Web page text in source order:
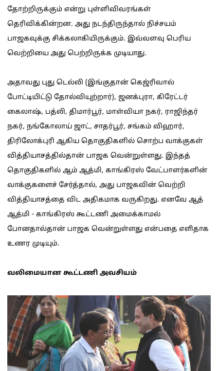
தோற்றிருக்கும் என்று புள்ளிவிவரங்கள்
தெரிவிக்கின்றன. அது நடந்திருந்தால் நிச்சயம்
பாஜகவுக்கு சிக்கலாகியிருக்கும். இவ்வளவு பெரிய
வெற்றியை அது பெற்றிருக்க முடியாது.
அதாவது புது டெல்லி (இங்குதான் கெஜ்ரிவால்
போட்டியிட்டு தோல்வியுற்றார்), ஜனக்புரா, கிரேட்டர்
கைலாஷ், பத்லி, திமார்பூர், மாள்வியா நகர், ராஜிந்தர்
நகர், நங்கோலாய் ஜாட், சாதர்பூர், சங்கம் விஹார்,
திரிலோக்புரி ஆகிய தொகுதிகளில் சொற்ப வாக்குகள்
வித்தியாசத்தில்தான் பாஜக வென்றுள்ளது. இந்தத்
தொகுதிகளில் ஆம் ஆத்மி, காங்கிரஸ் வேட்பாளர்களின்
வாக்குகளைச் சேர்த்தால், அது பாஜகவின் வெற்றி
வித்தியாசத்தை விட அதிகமாக வருகிறது. எனவே ஆத்
ஆத்மி - காங்கிரஸ் கூட்டணி அமைக்காமல்
போனதால்தான் பாஜக வென்றுள்ளது என்பதை எளிதாக
உணர முடியும்.
வலிமையான கூட்டணி அவசியம்